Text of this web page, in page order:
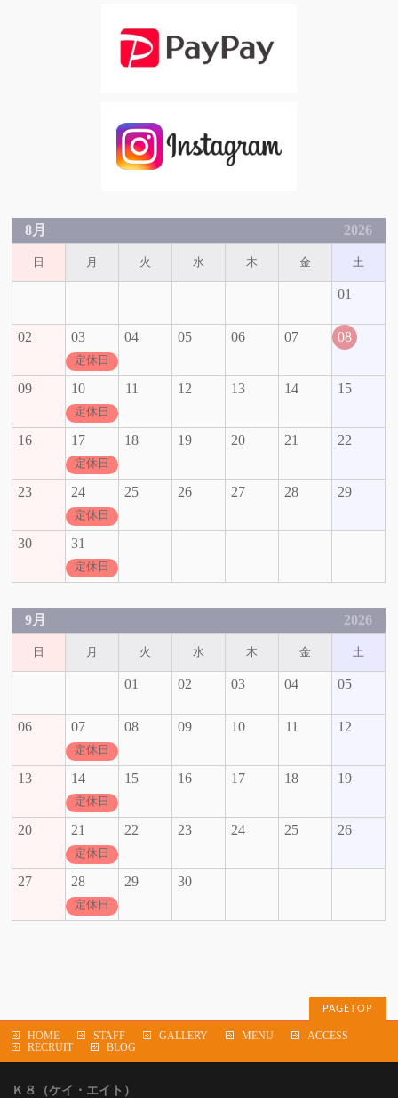
8月 2026
日 月 火 水 木 金 土
01
02 03
定休日
04 05 06 07 08
09 10
定休日
11 12 13 14 15
16 17
定休日
18 19 20 21 22
23 24
定休日
25 26 27 28 29
30 31
定休日
9月 2026
日 月 火 水 木 金 土
01 02 03 04 05
06 07
定休日
08 09 10 11 12
13 14
定休日
15 16 17 18 19
20 21
定休日
22 23 24 25 26
27 28
定休日
29 30
PAGETOP
HOME STAFF GALLERY MENU
ACCESS
RECRUIT
BLOG
Ｋ８（ケイ・エイト）